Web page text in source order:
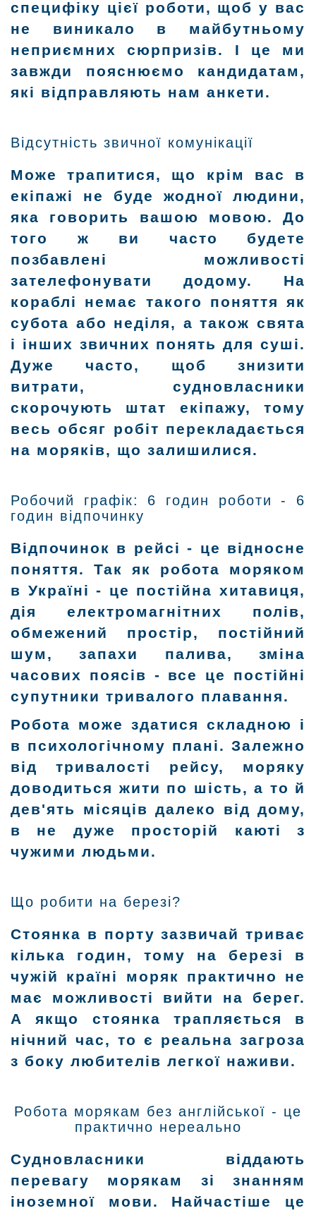
специфіку цієї роботи, щоб у вас
не виникало в майбутньому
неприємних сюрпризів. І це ми
завжди пояснюємо кандидатам,
які відправляють нам анкети.
Відсутність звичної комунікації
Може трапитися, що крім вас в
екіпажі не буде жодної людини,
яка говорить вашою мовою. До
того ж ви часто будете
позбавлені можливості
зателефонувати додому. На
кораблі немає такого поняття як
субота або неділя, а також свята
і інших звичних понять для суші.
Дуже часто, щоб знизити
витрати, судновласники
скорочують штат екіпажу, тому
весь обсяг робіт перекладається
на моряків, що залишилися.
Робочий графік: 6 годин роботи - 6
годин відпочинку
Відпочинок в рейсі - це відносне
поняття. Так як робота моряком
в Україні - це постійна хитавиця,
дія електромагнітних полів,
обмежений простір, постійний
шум, запахи палива, зміна
часових поясів - все це постійні
супутники тривалого плавання.
Робота може здатися складною і
в психологічному плані. Залежно
від тривалості рейсу, моряку
доводиться жити по шість, а то й
дев'ять місяців далеко від дому,
в не дуже просторій каюті з
чужими людьми.
Що робити на березі?
Стоянка в порту зазвичай триває
кілька годин, тому на березі в
чужій країні моряк практично не
має можливості вийти на берег.
А якщо стоянка трапляється в
нічний час, то є реальна загроза
з боку любителів легкої наживи.
Робота морякам без англійської - це
практично нереально
Судновласники віддають
перевагу морякам зі знанням
іноземної мови. Найчастіше це